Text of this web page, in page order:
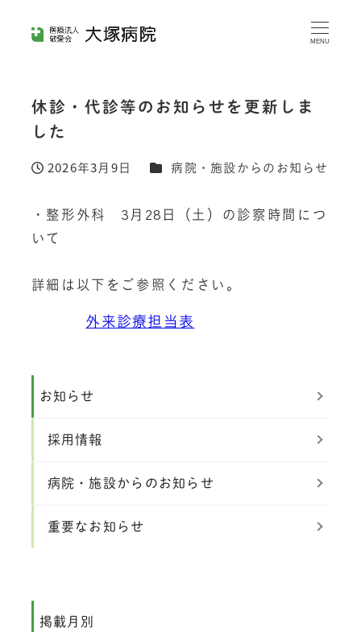
MENU
休診・代診等のお知らせを更新しま
した
投稿日
2026年3月9日 カテゴリー
病院・施設からのお知らせ
・整形外科　3月28日（土）の診察時間につ
いて
詳細は以下をご参照ください。
外来診療担当表
お知らせ
採用情報
病院・施設からのお知らせ
重要なお知らせ
掲載月別